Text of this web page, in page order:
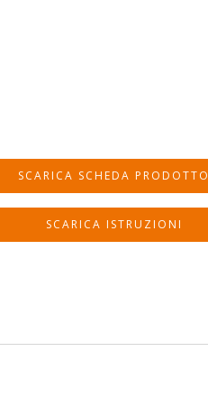
SCARICA SCHEDA PRODOTTO
SCARICA ISTRUZIONI